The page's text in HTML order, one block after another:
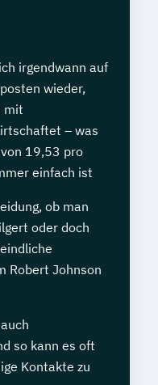
irgendwann auf
wieder,
mit
– was
19,53 pro
einfach ist
ob man
oder doch
Robert Johnson
so kann es oft
Kontakte zu